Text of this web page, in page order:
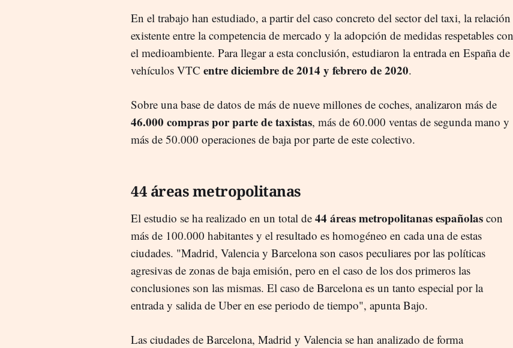
En el trabajo han estudiado, a partir del caso concreto del sector del taxi, la relación
existente entre la competencia de mercado y la adopción de medidas respetables con
el medioambiente. Para llegar a esta conclusión, estudiaron la entrada en España de
vehículos VTC entre diciembre de 2014 y febrero de 2020.
Sobre una base de datos de más de nueve millones de coches, analizaron más de
46.000 compras por parte de taxistas, más de 60.000 ventas de segunda mano y
más de 50.000 operaciones de baja por parte de este colectivo.
44 áreas metropolitanas
El estudio se ha realizado en un total de 44 áreas metropolitanas españolas con
más de 100.000 habitantes y el resultado es homogéneo en cada una de estas
ciudades. "Madrid, Valencia y Barcelona son casos peculiares por las políticas
agresivas de zonas de baja emisión, pero en el caso de los dos primeros las
conclusiones son las mismas. El caso de Barcelona es un tanto especial por la
entrada y salida de Uber en ese periodo de tiempo", apunta Bajo.
Las ciudades de Barcelona, Madrid y Valencia se han analizado de forma